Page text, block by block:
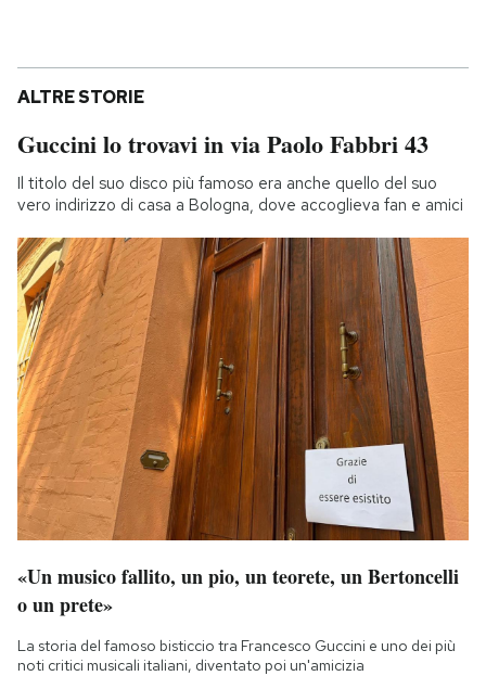
ALTRE STORIE
Guccini lo trovavi in via Paolo Fabbri 43
Il titolo del suo disco più famoso era anche quello del suo
vero indirizzo di casa a Bologna, dove accoglieva fan e amici
«Un musico fallito, un pio, un teorete, un Bertoncelli
o un prete»
La storia del famoso bisticcio tra Francesco Guccini e uno dei più
noti critici musicali italiani, diventato poi un'amicizia